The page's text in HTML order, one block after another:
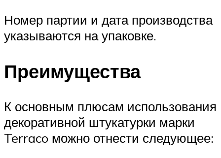
Номер партии и дата производства
указываются на упаковке.
Преимущества
К основным плюсам использования
декоративной штукатурки марки
Terraco можно отнести следующее: